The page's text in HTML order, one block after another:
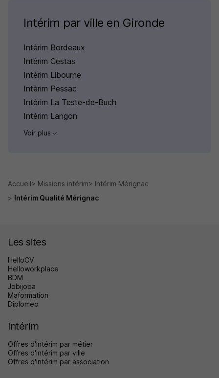
Intérim par ville en Gironde
Intérim Bordeaux
Intérim Cestas
Intérim Libourne
Intérim Pessac
Intérim La Teste-de-Buch
Intérim Langon
Voir plus
Accueil Missions intérim
Intérim Mérignac
Intérim Qualité Mérignac
Les sites
HelloCV
Helloworkplace
BDM
Jobijoba
Maformation
Diplomeo
Intérim
Offres d'intérim par métier
Offres d'intérim par ville
Offres d'intérim par association